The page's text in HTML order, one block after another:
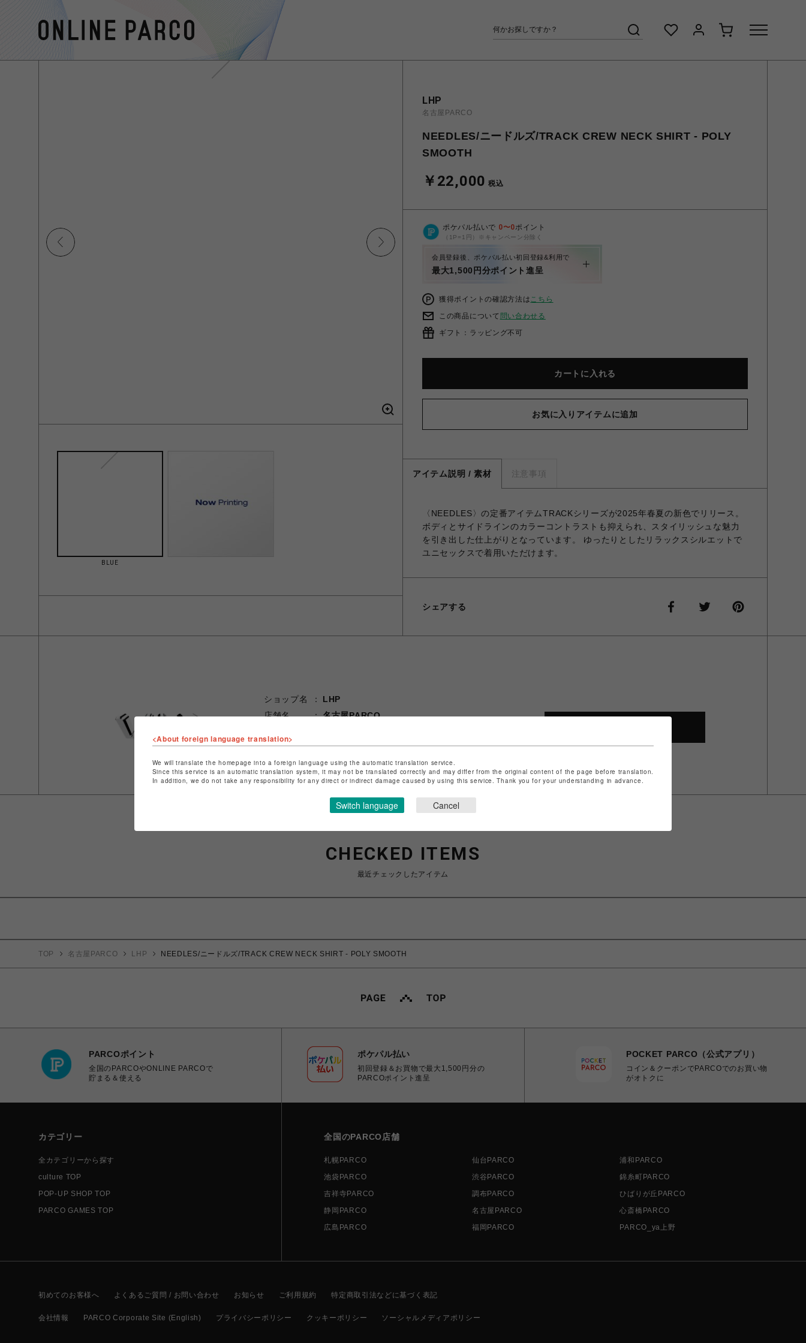
BLUE
LHP
名古屋PARCO
NEEDLES/ニードルズ/TRACK CREW NECK SHIRT - POLY
SMOOTH
￥22,000 税込
ポケパル払いで 0〜0ポイント
（1P=1円）※キャンペーン分除く
会員登録後、ポケパル払い初回登録&利用で
最大1,500円分ポイント進呈
獲得ポイントの確認方法はこちら
この商品について 問い合わせる
ギフト：ラッピング不可
カートに入れる
お気に入りアイテムに追加
アイテム説明 / 素材 注意事項
〈NEEDLES〉の定番アイテムTRACKシリーズが2025年春夏の新色でリリース。
ボディとサイドラインのカラーコントラストも抑えられ、スタイリッシュな魅力
を引き出した仕上がりとなっています。 ゆったりとしたリラックスシルエットで
ユニセックスで着用いただけます。
シェアする
ショップ名
LHP
店舗名
名古屋PARCO
特定商取引法など法令に基づく表記は
CHECKED ITEMS
最近チェックしたアイテム
TOP 名古屋PARCO LHP NEEDLES/ニードルズ/TRACK CREW NECK SHIRT - POLY SMOOTH
PARCOポイント
全国のPARCOやONLINE PARCOで
貯まる＆使える
ポケパル払い
初回登録＆お買物で最大1,500円分の
PARCOポイント進呈
POCKET PARCO（公式アプリ）
コイン＆クーポンでPARCOでのお買い物
がオトクに
カテゴリー
全カテゴリーから探す
culture TOP
POP-UP SHOP TOP
PARCO GAMES TOP
全国のPARCO店舗
札幌PARCO 仙台PARCO
浦和PARCO
池袋PARCO
渋谷PARCO
錦糸町PARCO
吉祥寺PARCO
調布PARCO
ひばりが丘PARCO
静岡PARCO
名古屋PARCO
心斎橋PARCO
広島PARCO
福岡PARCO PARCO_ya上野
初めてのお客様へ よくあるご質問 / お問い合わせ お知らせ ご利用規約 特定商取引法などに基づく表記
会社情報 PARCO Corporate Site (English) プライバシーポリシー クッキーポリシー ソーシャルメディアポリシー
<About foreign language translation>
We will translate the homepage into a foreign language using the automatic translation service.
Since this service is an automatic translation system, it may not be translated correctly and may differ from the original content of the page before translation.
In addition, we do not take any responsibility for any direct or indirect damage caused by using this service. Thank you for your understanding in advance.
Switch language Cancel